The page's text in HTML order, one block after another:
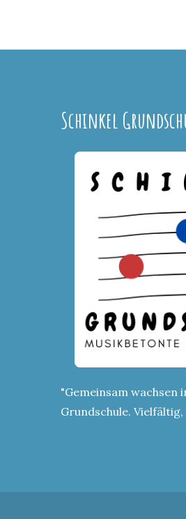
Schinkel
"Gemeinsam wachsen
Grundschule.